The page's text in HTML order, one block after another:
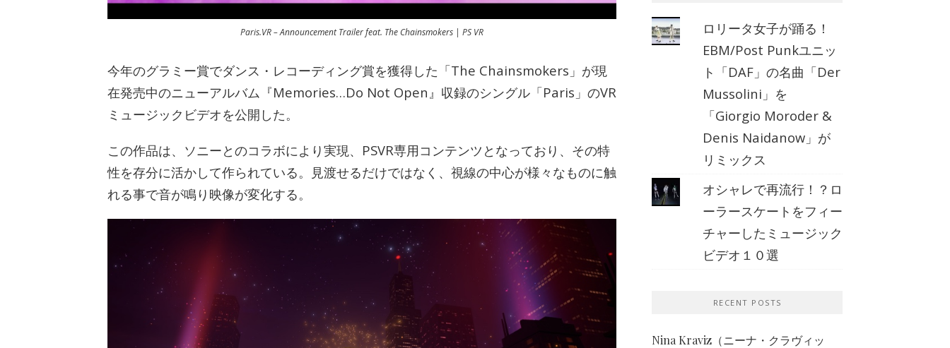
Paris.VR – Announcement Trailer feat. The Chainsmokers | PS VR
今年のグラミー賞でダンス・レコーディング賞を獲得した「The Chainsmokers」が現
在発売中のニューアルバム『Memories…Do Not Open』収録のシングル「Paris」のVR
ミュージックビデオを公開した。
この作品は、ソニーとのコラボにより実現、PSVR専用コンテンツとなっており、その特
性を存分に活かして作られている。見渡せるだけではなく、視線の中心が様々なものに触
れる事で音が鳴り映像が変化する。
ロリータ女子が踊る！
EBM/Post Punkユニッ
ト「DAF」の名曲「Der
Mussolini」を
「Giorgio Moroder &
Denis Naidanow」が
リミックス
オシャレで再流行！？ロ
ーラースケートをフィー
チャーしたミュージック
ビデオ１０選
RECENT POSTS
Nina Kraviz（ニーナ・クラヴィッ